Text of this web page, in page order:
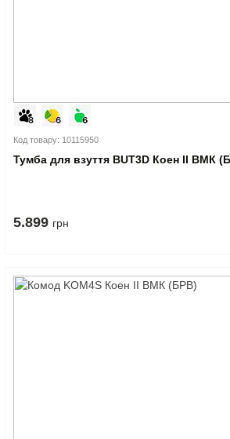
Код товару: 10115950
Тумба для взуття BUT3D Коен II ВМК
5.899 грн